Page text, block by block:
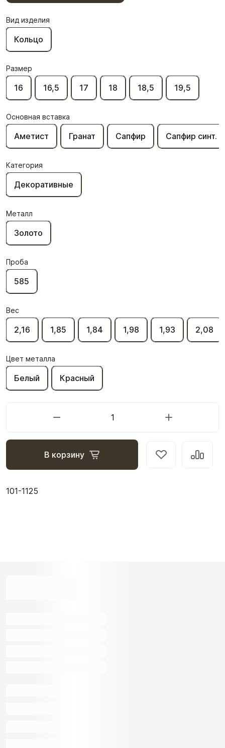
Вид изделия
Кольцо
Размер
16 16,5 17 18 18,5 19,5
Основная вставка
Аметист Гранат Сапфир Сапфир синт.
Категория
Декоративные
Металл
Золото
Проба
585
Вес
2,16 1,85 1,84 1,98 1,93 2,08
Цвет металла
Белый Красный
В корзину
101-1125